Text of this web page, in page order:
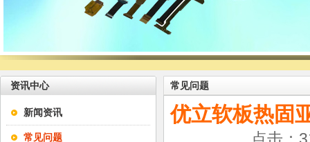
资讯中心
新闻资讯
常见问题
常见问题
优立软板热固